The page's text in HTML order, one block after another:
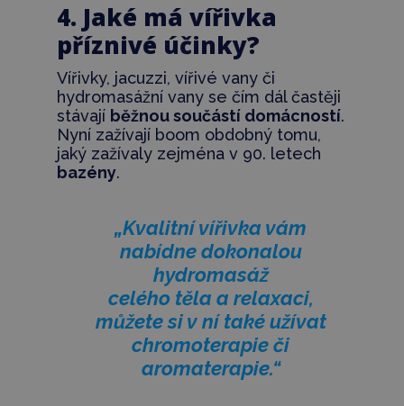
4. Jaké má vířivka
příznivé účinky?
Vířivky, jacuzzi, vířivé vany či
hydromasážní vany se čím dál častěji
stávají běžnou součástí domácností.
Nyní zažívají boom obdobný tomu,
jaký zažívaly zejména v 90. letech
bazény.
„Kvalitní vířivka vám
nabídne dokonalou
hydromasáž
celého těla a relaxaci,
můžete si v ní také užívat
chromoterapie či
aromaterapie.“